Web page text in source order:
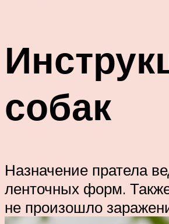
собак
Назначение пратела
ленточных форм.
не произошло